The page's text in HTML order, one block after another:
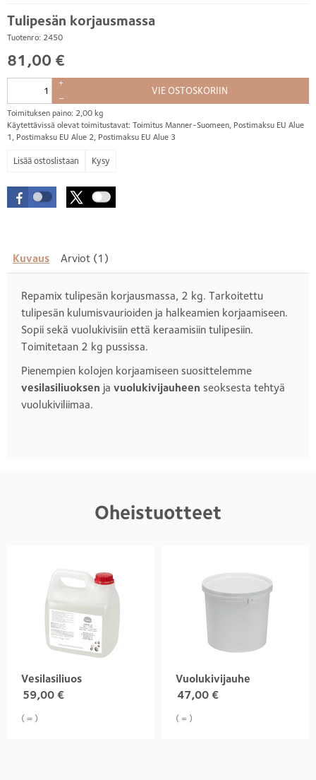
Tulipesän korjausmassa
Tuotenro: 2450
81,00 €
Toimituksen paino: 2,00 kg
+
–
VIE OSTOSKORIIN
Käytettävissä olevat toimitustavat: Toimitus Manner-Suomeen, Postimaksu EU Alue
1, Postimaksu EU Alue 2, Postimaksu EU Alue 3
Kysy
Kuvaus Arviot (1)
Repamix tulipesän korjausmassa, 2 kg. Tarkoitettu
tulipesän kulumisvaurioiden ja halkeamien korjaamiseen.
Sopii sekä vuolukivisiin että keraamisiin tulipesiin.
Toimitetaan 2 kg pussissa.
Pienempien kolojen korjaamiseen suosittelemme
vesilasiliuoksen ja vuolukivijauheen seoksesta tehtyä
vuolukiviliimaa.
Oheistuotteet
Vesilasiliuos
59,00 €
( = )
Vuolukivijauhe
47,00 €
( = )